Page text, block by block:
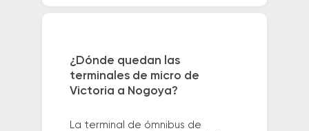
¿Dónde quedan las
terminales de micro de
Victoria a Nogoya?
La terminal de ómnibus de